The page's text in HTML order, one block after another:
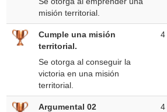
misión territorial.
Cumple una misión
territorial.
Se otorga al conseguir la
victoria en una misión
territorial.
4
Argumental 02
4